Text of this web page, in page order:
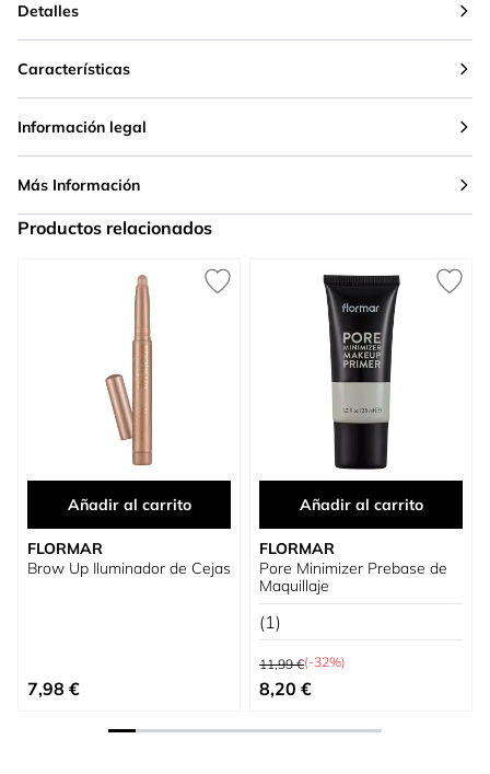
Detalles
Características
Información legal
Más Información
Productos relacionados
Añadir al carrito
FLORMAR
Brow Up Iluminador de Cejas
7,98 €
Añadir al carrito
FLORMAR
Pore Minimizer Prebase de
Maquillaje
(1)
Precio habitual
11,99 €(-32%)
Precio especial
8,20 €